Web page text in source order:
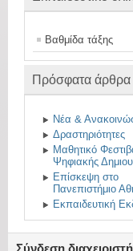
Βαθμίδα τάξης
Πρόσφατα άρθρα
Νέα &
Δραστηριότητες
Μαθητικό
Ψηφιακής
Επίσκεψη στο
Πανεπιστήμιο
Εκπαιδευτική